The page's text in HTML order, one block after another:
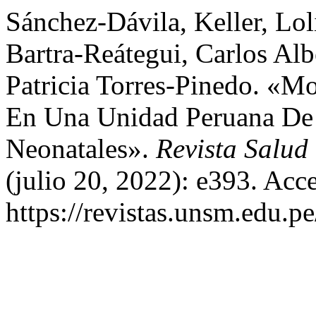
Sánchez-Dávila, Keller,
Bartra-Reátegui, Carlos
Patricia Torres-Pinedo.
En Una Unidad Peruana
Neonatales». Revista
(julio 20, 2022): e393.
https://